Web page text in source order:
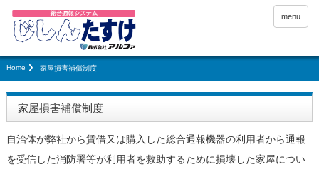
menu
Home 家屋損害補償制度
家屋損害補償制度
自治体が弊社から賃借又は購入した総合通報機器の利用者から通報
を受信した消防署等が利用者を救助するために損壊した家屋につい